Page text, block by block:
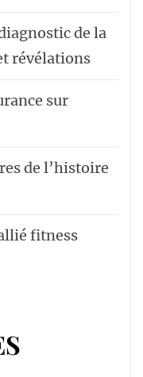
de la
révélations
sur
de l’histoire
fitness